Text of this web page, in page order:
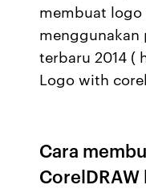
membuat logo
menggunakan
terbaru 2014 (
Logo with
Cara
CorelDRAW